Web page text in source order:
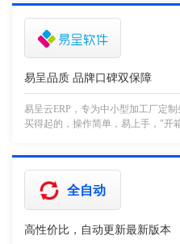
易呈品质 品牌口碑双保障
易呈云ERP，专为中小型加工厂定
买得起的，操作简单，易上手，"开
全自动
高性价比，自动更新最新版本